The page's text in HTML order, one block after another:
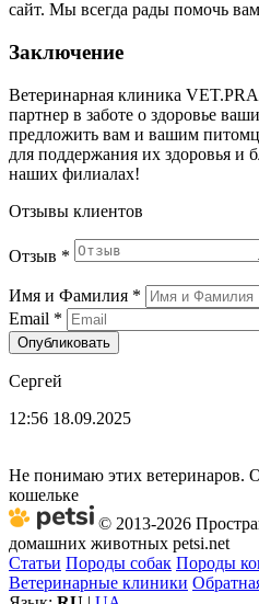
сайт. Мы всегда рады помочь
Заключение
Ветеринарная клиника
партнер в заботе о здоровье
предложить вам и вашим
для поддержания их здоровья и
наших филиалах!
Отзывы клиентов
Отзыв *
Имя и Фамилия *
Email *
Опубликовать
Сергей
12:56 18.09.2025
Не понимаю этих ветеринаров.
кошельке
© 2013-2026
домашних животных petsi.net
Статьи Породы собак Породы
Ветеринарные клиники